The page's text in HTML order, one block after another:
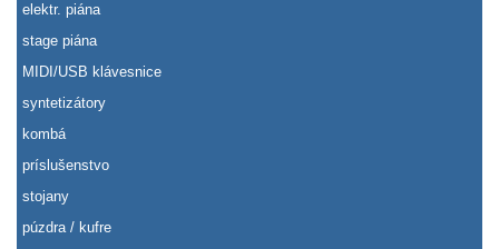
elektr. piána
stage piána
MIDI/USB klávesnice
syntetizátory
kombá
príslušenstvo
stojany
púzdra / kufre